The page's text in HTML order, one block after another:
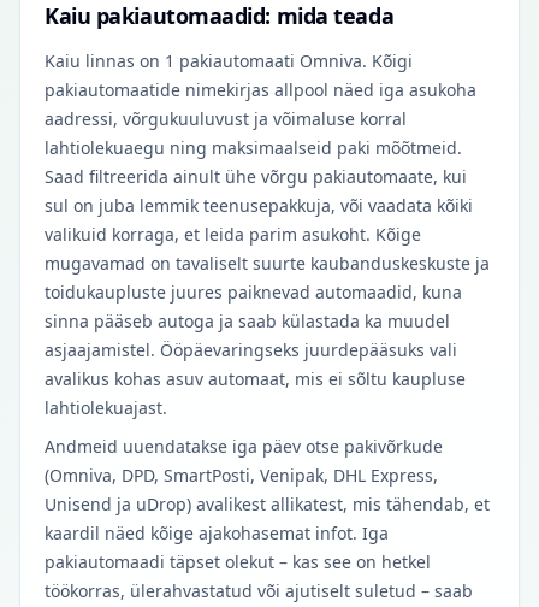
Kaiu pakiautomaadid: mida teada
Kaiu linnas on 1 pakiautomaati Omniva. Kõigi
pakiautomaatide nimekirjas allpool näed iga asukoha
aadressi, võrgukuuluvust ja võimaluse korral
lahtiolekuaegu ning maksimaalseid paki mõõtmeid.
Saad filtreerida ainult ühe võrgu pakiautomaate, kui
sul on juba lemmik teenusepakkuja, või vaadata kõiki
valikuid korraga, et leida parim asukoht. Kõige
mugavamad on tavaliselt suurte kaubanduskeskuste ja
toidukaupluste juures paiknevad automaadid, kuna
sinna pääseb autoga ja saab külastada ka muudel
asjaajamistel. Ööpäevaringseks juurdepääsuks vali
avalikus kohas asuv automaat, mis ei sõltu kaupluse
lahtiolekuajast.
Andmeid uuendatakse iga päev otse pakivõrkude
(Omniva, DPD, SmartPosti, Venipak, DHL Express,
Unisend ja uDrop) avalikest allikatest, mis tähendab, et
kaardil näed kõige ajakohasemat infot. Iga
pakiautomaadi täpset olekut – kas see on hetkel
töökorras, ülerahvastatud või ajutiselt suletud – saab